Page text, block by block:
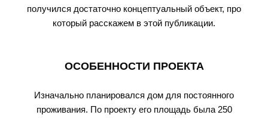
получился достаточно концептуальный объект, про
который расскажем в этой публикации.
ОСОБЕННОСТИ ПРОЕКТА
Изначально планировался дом для постоянного
проживания. По проекту его площадь была 250